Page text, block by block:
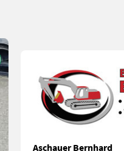
Aschauer Bernhard